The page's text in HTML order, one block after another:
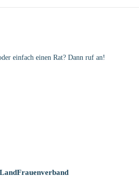
einfach einen Rat? Dann ruf an!